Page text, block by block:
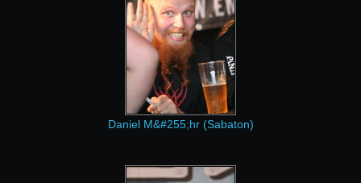
Daniel M&#255;hr (Sabaton)